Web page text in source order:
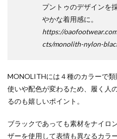
プントゥのデザインを
やかな着用感に。
https://
cts/monolith-nylon-
MONOLITHには４種のカラーで
使いや配色が変わるため、履く人
るのも嬉しいポイント。
ブラックであっても素材をナイロ
ザーを使用して表情も異なるカラ